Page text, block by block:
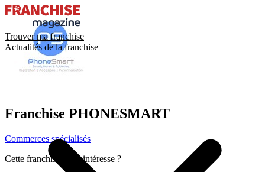
Trouver ma franchise
Actualités de la franchise
Franchise PHONESMART
Commerces spécialisés
Cette franchise vous intéresse ?